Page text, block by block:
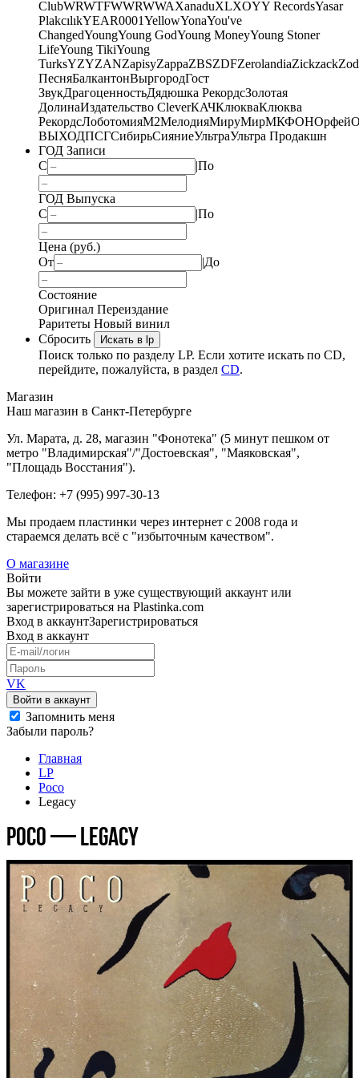
ClubWRWTFWWRWWAXanaduXLXOYY RecordsYasar
PlakcılıkYEAR0001YellowYonaYou've
ChangedYoungYoung GodYoung MoneyYoung Stoner
LifeYoung TikiYoung
TurksYZYZANZapisyZappaZBSZDFZerolandiaZickzack
ПесняБалкантонВыргородГост
ЗвукДрагоценностьДядюшка РекордсЗолотая
ДолинаИздательство CleverКАЧКлюкваКлюква
РекордсЛоботомияМ2МелодияМируМирМКФОНОрфей
ВЫХОДПСГСибирьСияниеУльтраУльтра Продакшн
ГОД Записи
С
|По
ГОД Выпуска
С
|По
Цена (руб.)
От
|До
Состояние
Оригинал Переиздание
Раритеты Новый винил
Сбросить
Искать в lp
Поиск только по разделу LP. Если хотите искать по CD,
перейдите, пожалуйста, в раздел CD.
Магазин
Наш магазин в Санкт-Петербурге
Ул. Марата, д. 28, магазин "Фонотека" (5 минут пешком от
метро "Владимирская"/"Достоевская", "Маяковская",
"Площадь Восстания").
Телефон: +7 (995) 997-30-13
Мы продаем пластинки через интернет c 2008 года и
стараемся делать всё с "избыточным качеством".
О магазине
Войти
Вы можете зайти в уже существующий аккаунт или
зарегистрироваться на Plastinka.com
Вход в аккаунтЗарегистрироваться
Вход в аккаунт
VK
Войти в аккаунт
Запомнить меня
Забыли пароль?
Главная
LP
Poco
Legacy
Poco — Legacy